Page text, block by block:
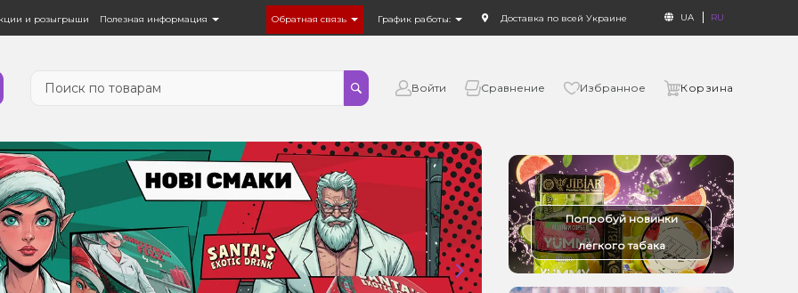
и розыгрыши Полезная информация Обратная связь График работы: Доставка по всей Украине UA RU
Войти Сравнение Избранное Корзина
Попробуй новинки
лёгкого табака